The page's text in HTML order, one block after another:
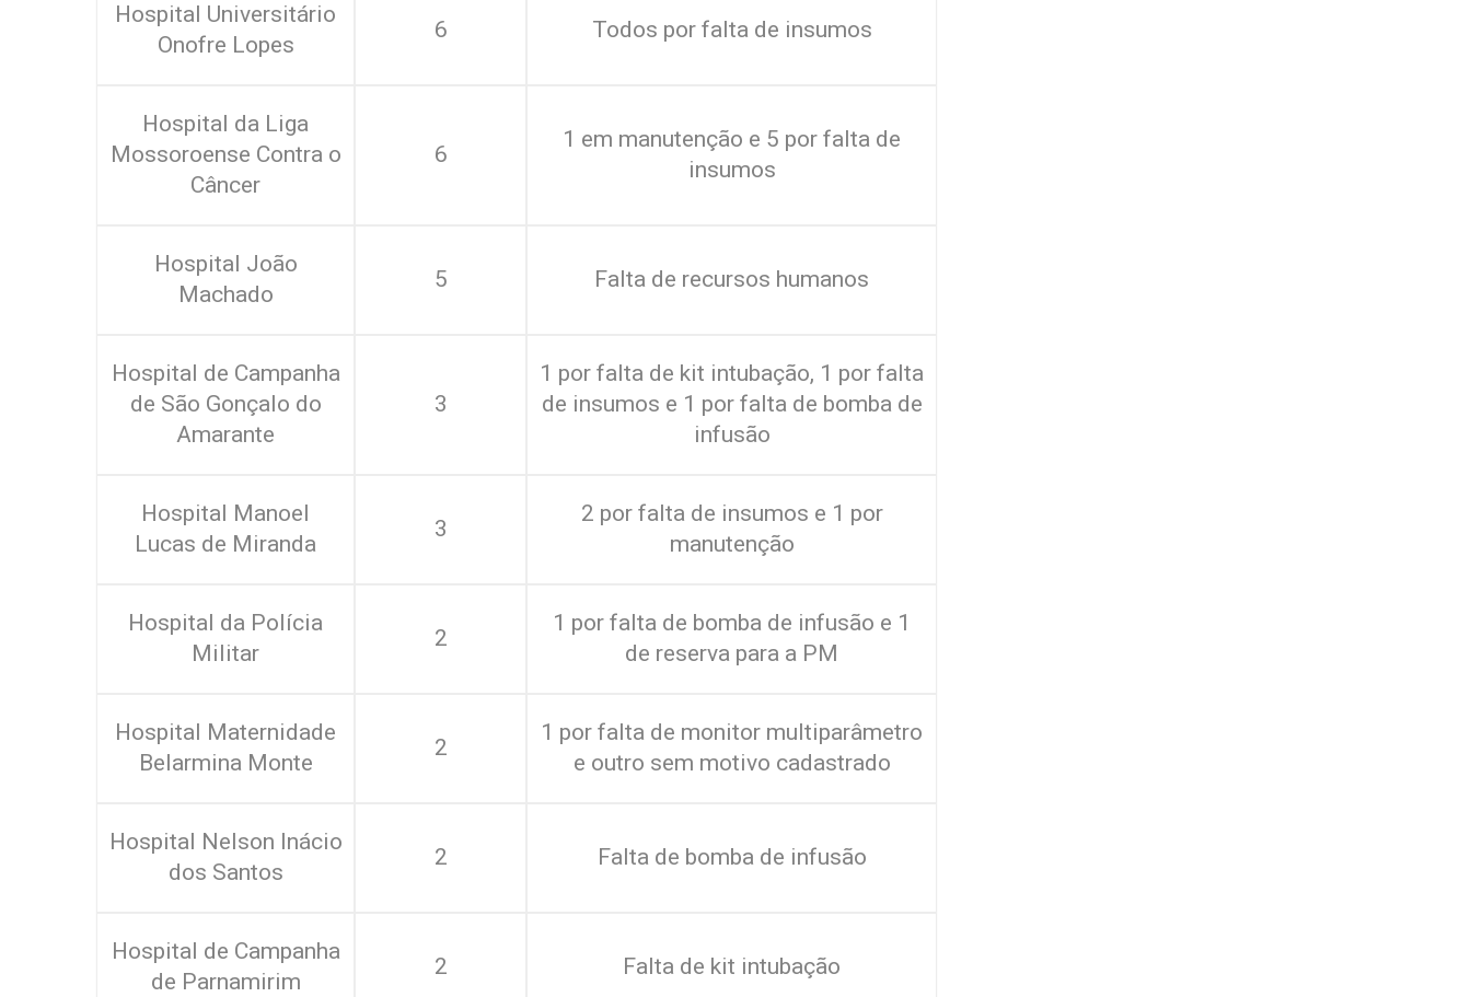
Hospital Universitário
Onofre Lopes
6 Todos por falta de insumos
Hospital da Liga
Mossoroense Contra o
Câncer
6
1 em manutenção e 5 por falta de
insumos
Hospital João
Machado
5 Falta de recursos humanos
Hospital de Campanha
de São Gonçalo do
Amarante
3
1 por falta de kit intubação, 1 por falta
de insumos e 1 por falta de bomba de
infusão
Hospital Manoel
Lucas de Miranda
3
2 por falta de insumos e 1 por
manutenção
Hospital da Polícia
Militar
2
1 por falta de bomba de infusão e 1
de reserva para a PM
Hospital Maternidade
Belarmina Monte
2
1 por falta de monitor multiparâmetro
e outro sem motivo cadastrado
Hospital Nelson Inácio
dos Santos
2 Falta de bomba de infusão
Hospital de Campanha
de Parnamirim
2 Falta de kit intubação